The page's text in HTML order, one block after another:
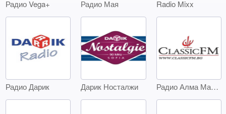
Радио Vega+ Радио Мая Radio Mixx
Радио Дарик Дарик Носталжи Радио Алма Матер - Classic FM